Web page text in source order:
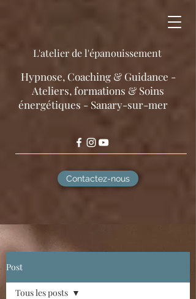
​Hypnose, Coaching & Guidance -
Ateliers, formations & Soins
énergétiques - Sanary-sur-mer
Contactez-nous
L'atelier de l'épanouissement
Post
Tous les posts